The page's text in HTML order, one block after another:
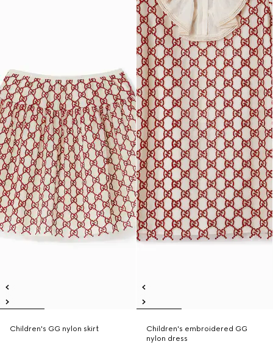
Children's GG nylon skirt
Children's embroidered GG
nylon dress